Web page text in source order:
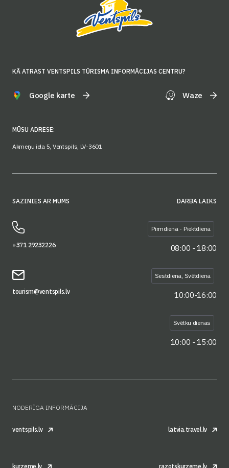
KĀ ATRAST VENTSPILS TŪRISMA INFORMĀCIJAS CENTRU?
Google karte Waze
MŪSU ADRESE:
Akmeņu iela 5, Ventspils, LV-3601
SAZINIES AR MUMS
+371 29232226
tourism@ventspils.lv
DARBA LAIKS
Pirmdiena - Piektdiena
08:00 - 18:00
Sestdiena, Svētdiena
10:00-16:00
Svētku dienas
10:00 - 15:00
NODERĪGA INFORMĀCIJA
ventspils.lv latvia.travel.lv
kurzeme.lv razotskurzeme.lv